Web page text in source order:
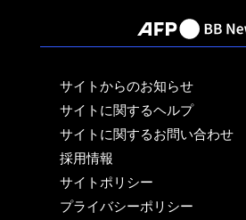
サイトからのお知らせ
サイトに関するヘルプ
サイトに関するお問い合わせ
採用情報
サイトポリシー
プライバシーポリシー